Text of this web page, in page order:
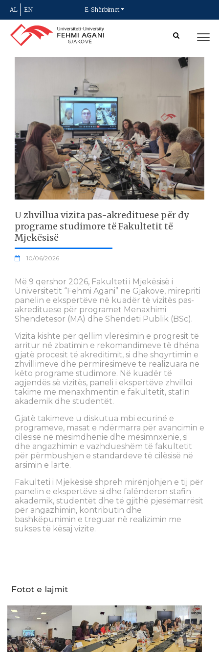
AL EN E-Shërbimet
U zhvillua vizita pas-akredituese për dy
programe studimore të Fakultetit të
Mjekësisë
10/06/2026
Më 9 qershor 2026, Fakulteti i Mjekësisë i
Universitetit “Fehmi Agani” në Gjakovë, mirëpriti
panelin e ekspertëve në kuadër të vizitës pas-
akredituese për programet Menaxhimi
Shëndetësor (MA) dhe Shëndeti Publik (BSc).
Vizita kishte për qëllim vlerësimin e progresit të
arritur në zbatimin e rekomandimeve të dhëna
gjatë procesit të akreditimit, si dhe shqyrtimin e
zhvillimeve dhe përmirësimeve të realizuara në
këto programe studimore. Në kuadër të
agjendës së vizitës, paneli i ekspertëve zhvilloi
takime me menaxhmentin e fakultetit, stafin
akademik dhe studentët.
Gjatë takimeve u diskutua mbi ecurinë e
programeve, masat e ndërmarra për avancimin e
cilësisë në mësimdhënie dhe mësimnxënie, si
dhe angazhimin e vazhdueshëm të fakultetit
për përmbushjen e standardeve të cilësisë në
arsimin e lartë.
Fakulteti i Mjekësisë shpreh mirënjohjen e tij për
panelin e ekspertëve si dhe falënderon stafin
akademik, studentët dhe të gjithë pjesëmarrësit
për angazhimin, kontributin dhe
bashkëpunimin e treguar në realizimin me
sukses të kësaj vizite.
Fotot e lajmit